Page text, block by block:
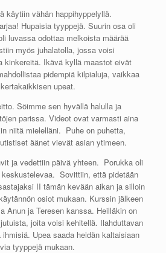
käytiin vähän happihyppelyllä.
Hupaisia tyyppejä. Suurin osa oli
luvassa odottaa melkoista määrää
myös juhalatolla, jossa voisi
kinkereitä. Ikävä kyllä maastot eivät
pidempiä kilpialuja, vaikkaa
upeat.
Söimme sen hyvällä halulla ja
parissa. Videot ovat varmasti aina
niitä mielelläni. Puhe on puhetta,
äänet vievät asian ytimeen.
ja vedettiin päivä yhteen. Porukka oli
Sovittiin, että pidetään
II tämän kevään aikan ja silloin
osiot mukaan. Kurssin jälkeen
Anun ja Teresen kanssa. Heilläkin on
joita voisi kehitellä. Ilahduttavan
Upea saada heidän kaltaisiaan
tyyppejä mukaan.